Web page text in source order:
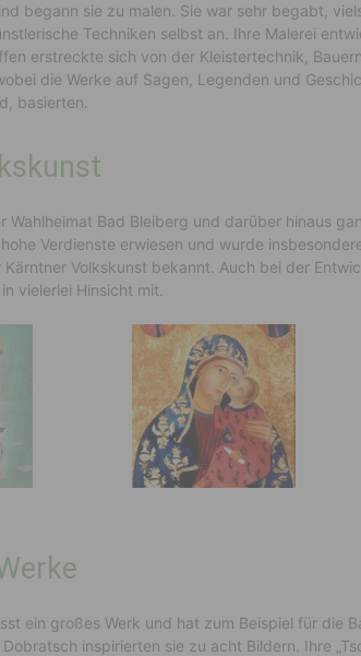
begann sie zu malen. Sie war sehr begabt,
Techniken selbst an. Ihre Malerei
erstreckte sich von der Kleistertechnik,
die Werke auf Sagen, Legenden und
basierten.
Wahlheimat Bad Bleiberg und darüber hinaus
Verdienste erwiesen und wurde
Kärntner Volkskunst bekannt. Auch bei der
vielerlei Hinsicht mit.
ein großes Werk und hat zum Beispiel für die
inspirierten sie zu acht Bildern. Ihre